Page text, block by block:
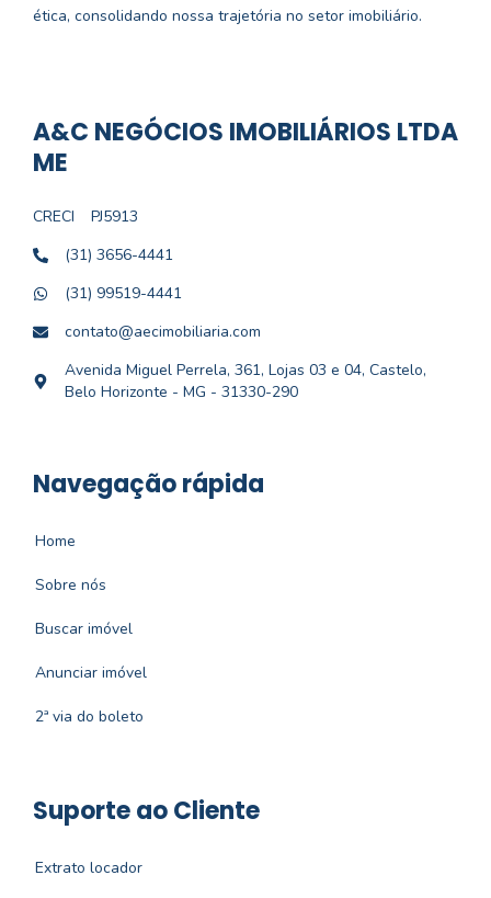
ética, consolidando nossa trajetória no setor imobiliário.
A&C NEGÓCIOS IMOBILIÁRIOS LTDA
ME
CRECI
PJ5913
(31) 3656-4441
(31) 99519-4441
contato@aecimobiliaria.com
Avenida Miguel Perrela, 361, Lojas 03 e 04, Castelo,
Belo Horizonte - MG - 31330-290
Navegação rápida
Home
Sobre nós
Buscar imóvel
Anunciar imóvel
2ª via do boleto
Suporte ao Cliente
Extrato locador